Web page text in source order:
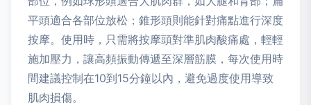
平頭適合各部位放松；錐形頭則能針對痛點進行深度
按摩。使用時，只需將按摩頭對準肌肉酸痛處，輕輕
施加壓力，讓高頻振動傳遞至深層筋膜，每次使用時
間建議控制在10到15分鐘以內，避免過度使用導致
肌肉損傷。